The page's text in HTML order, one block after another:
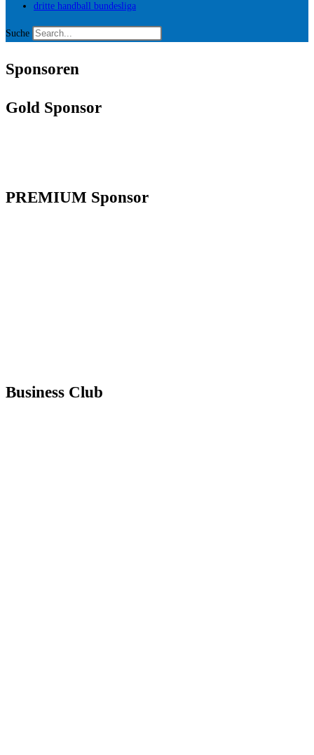
dritte handball bundesliga
Suche
Sponsoren
Gold Sponsor
PREMIUM Sponsor
Business Club